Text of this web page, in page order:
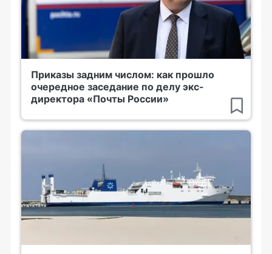
Приказы задним числом: как прошло
очередное заседание по делу экс-
директора «Почты России»